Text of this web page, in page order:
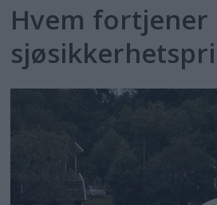
Hvem fortjener